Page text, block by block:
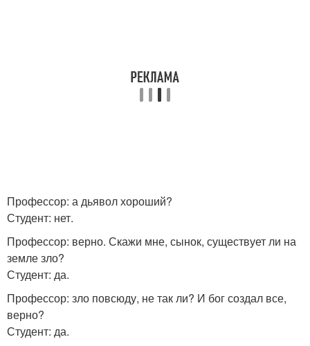
Профессор: а дьявол хороший?
Студент: нет.
Профессор: верно. Скажи мне, сынок, существует ли на
земле зло?
Студент: да.
Профессор: зло повсюду, не так ли? И бог создал все,
верно?
Студент: да.